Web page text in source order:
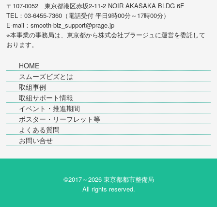
〒107-0052 東京都港区赤坂2-11-2 NOIR AKASAKA BLDG 6F
TEL：03-6455-7360（電話受付 平日9時00分～17時00分）
E-mail：smooth-biz_support@prage.jp
※本事業の事務局は、東京都から株式会社プラージュに運営を委託して
おります。
HOME
スムーズビズとは
取組事例
取組サポート情報
イベント・推進期間
ポスター・リーフレット等
よくある質問
お問い合せ
©2017～2026 東京都都市整備局
All rights reserved.